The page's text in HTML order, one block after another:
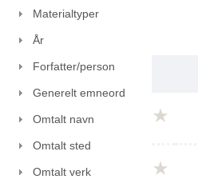
Materialtyper
År
Forfatter/person
Generelt emneord
Omtalt navn
Omtalt sted
Omtalt verk